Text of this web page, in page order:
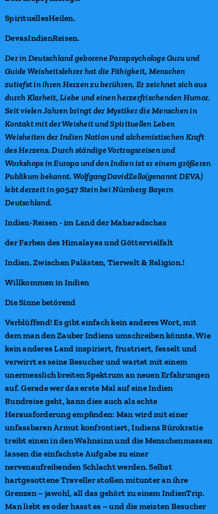
SpirituellesHeilen.
DevasIndienReisen.
Der in Deutschland geborene Parapsychologe Guru und
Guide Weisheitslehrer hat die Fähigkeit, Menschen
zutiefst in ihren Herzen zu berühren. Er zeichnet sich aus
durch Klarheit, Liebe und einen herzerfrischenden Humor.
Seit vielen Jahren bringt der Mystiker die Menschen in
Kontakt mit der Weisheit und Spirituellen Leben
Weisheiten der Indien Nation und alchemistischen Kraft
des Herzens. Durch ständige Vortragsreisen und
Workshops in Europa und den Indien ist er einem größeren
Publikum bekannt. WolfgangDavidZello(genannt DEVA)
lebt derzeit in 90547 Stein bei Nürnberg Bayern
Deutschland.
Indien-Reisen - im Land der Maharadschas
der Farben des Himalayas und Göttervielfalt
Indien. Zwischen Palästen, Tierwelt & Religion.!
Willkommen in Indien
Die Sinne betörend
Verblüffend! Es gibt einfach kein anderes Wort, mit
dem man den Zauber Indiens umschreiben könnte. Wie
kein anderes Land inspiriert, frustriert, fesselt und
verwirrt es seine Besucher und wartet mit einem
unermesslich breiten Spektrum an neuen Erfahrungen
auf. Gerade wer das erste Mal auf eine Indien
Rundreise geht, kann dies auch als echte
Herausforderung empﬁnden: Man wird mit einer
unfassbaren Armut konfrontiert, Indiens Bürokratie
treibt einen in den Wahnsinn und die Menschenmassen
lassen die einfachste Aufgabe zu einer
nervenaufreibenden Schlacht werden. Selbst
hartgesottene Traveller stoßen mitunter an ihre
Grenzen – jawohl, all das gehört zu einem IndienTrip.
Man liebt es oder hasst es – und die meisten Besucher